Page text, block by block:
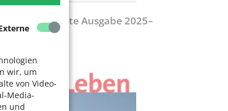
wir, um
von Video-
Media-
und
- Aktualisierte Ausgabe 2025–